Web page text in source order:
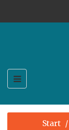
Umschalten
der
☰
Start